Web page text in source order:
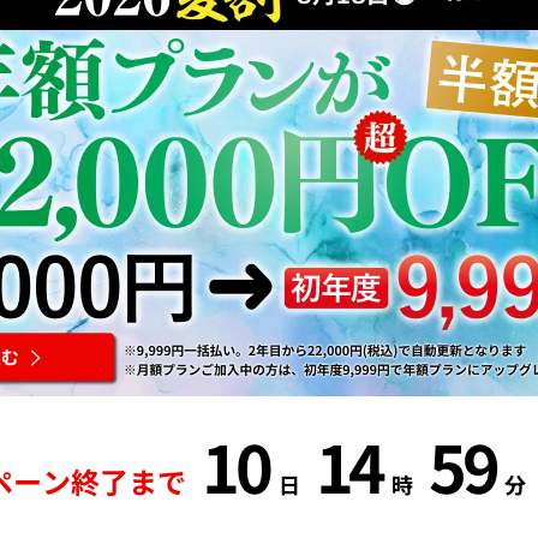
ーン終了まで 10 日 14 時 59 分